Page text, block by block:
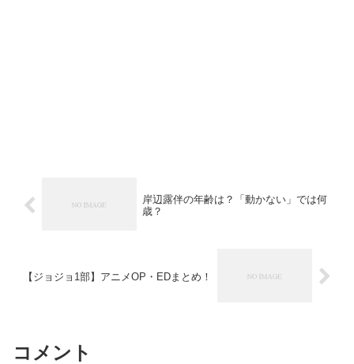
岸辺露伴の年齢は？「動かない」では何
歳？
【ジョジョ1部】アニメOP・EDまとめ！
コメント